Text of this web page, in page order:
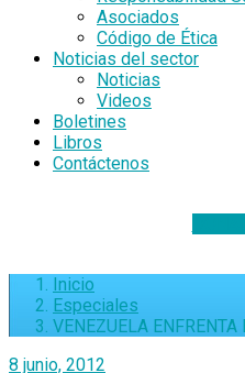
Asociados
Código de Ética
Noticias del sector
Noticias
Videos
Boletines
Libros
Contáctenos
Inicio
Especiales
VENEZUELA
8 junio, 2012